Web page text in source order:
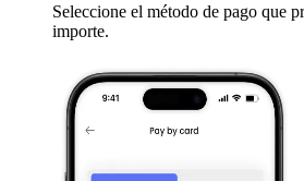
Seleccione el método de pago que
importe.